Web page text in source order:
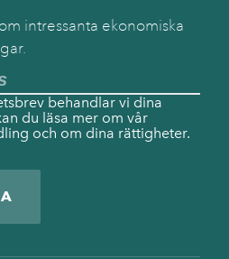
intressanta ekonomiska
behandlar vi dina
du läsa mer om vår
och om dina rättigheter.